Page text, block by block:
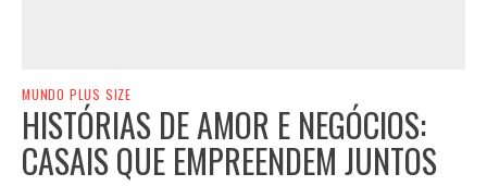
MUNDO PLUS SIZE
HISTÓRIAS DE AMOR E NEGÓCIOS:
CASAIS QUE EMPREENDEM JUNTOS